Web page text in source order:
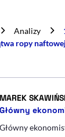
Analizy
ropy naftowej
MAREK
Główny
Główny